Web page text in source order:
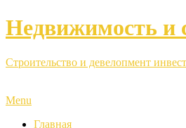
Недвижимость и
Строительство и девелопмент
Menu
Главная